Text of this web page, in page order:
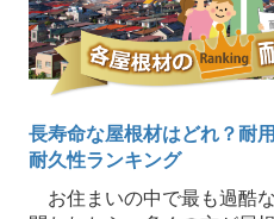
長寿命な屋根材はどれ？耐
耐久性ランキング
お住まいの中で最も過酷